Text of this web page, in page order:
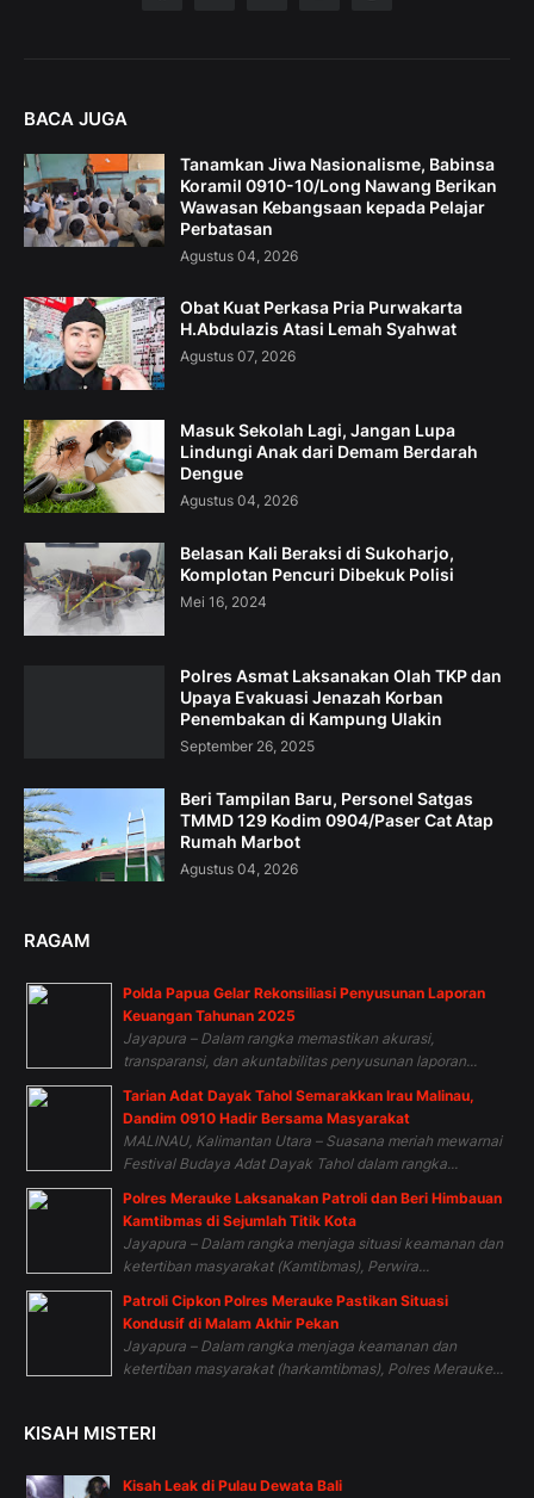
BACA JUGA
Tanamkan Jiwa Nasionalisme, Babinsa
Koramil 0910-10/Long Nawang Berikan
Wawasan Kebangsaan kepada Pelajar
Perbatasan
Agustus 04, 2026
Obat Kuat Perkasa Pria Purwakarta
H.Abdulazis Atasi Lemah Syahwat
Agustus 07, 2026
Masuk Sekolah Lagi, Jangan Lupa
Lindungi Anak dari Demam Berdarah
Dengue
Agustus 04, 2026
Belasan Kali Beraksi di Sukoharjo,
Komplotan Pencuri Dibekuk Polisi
Mei 16, 2024
Polres Asmat Laksanakan Olah TKP dan
Upaya Evakuasi Jenazah Korban
Penembakan di Kampung Ulakin
September 26, 2025
Beri Tampilan Baru, Personel Satgas
TMMD 129 Kodim 0904/Paser Cat Atap
Rumah Marbot
Agustus 04, 2026
RAGAM
Polda Papua Gelar Rekonsiliasi Penyusunan Laporan
Keuangan Tahunan 2025
Jayapura – Dalam rangka memastikan akurasi,
transparansi, dan akuntabilitas penyusunan laporan...
Tarian Adat Dayak Tahol Semarakkan Irau Malinau,
Dandim 0910 Hadir Bersama Masyarakat
MALINAU, Kalimantan Utara – Suasana meriah mewarnai
Festival Budaya Adat Dayak Tahol dalam rangka...
Polres Merauke Laksanakan Patroli dan Beri Himbauan
Kamtibmas di Sejumlah Titik Kota
Jayapura – Dalam rangka menjaga situasi keamanan dan
ketertiban masyarakat (Kamtibmas), Perwira...
Patroli Cipkon Polres Merauke Pastikan Situasi
Kondusif di Malam Akhir Pekan
Jayapura – Dalam rangka menjaga keamanan dan
ketertiban masyarakat (harkamtibmas), Polres Merauke...
KISAH MISTERI
Kisah Leak di Pulau Dewata Bali